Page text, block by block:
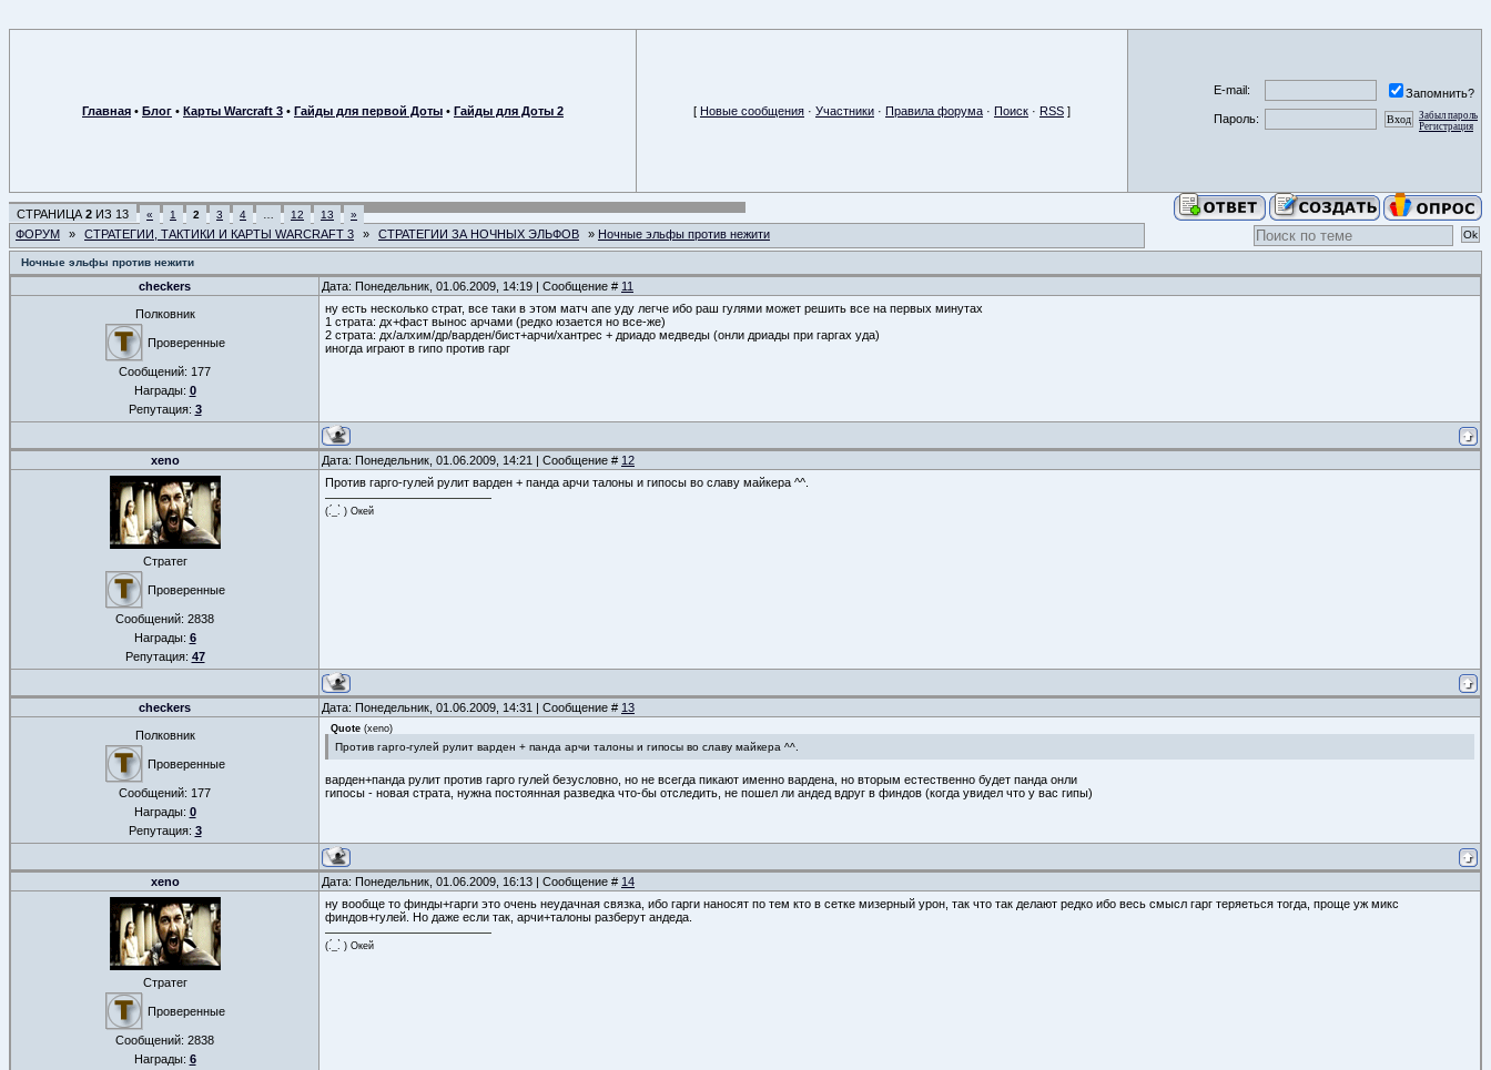
Главная • Блог • Карты Warcraft 3 • Гайды для первой Доты • Гайды для Доты 2 [ Новые сообщения · Участники · Правила форума · Поиск · RSS ]
E-mail:
Запомнить?
Пароль:
Забыл пароль
Регистрация
СТРАНИЦА 2 ИЗ 13 « 1 2 3 4 12 13 »
ФОРУМ » СТРАТЕГИИ, ТАКТИКИ И КАРТЫ WARCRAFT 3 » СТРАТЕГИИ ЗА НОЧНЫХ ЭЛЬФОВ » Ночные эльфы против нежити
Ночные эльфы против нежити
checkers Дата: Понедельник, 01.06.2009, 14:19 | Сообщение # 11
Полковник
Проверенные
Сообщений: 177
Награды: 0
Репутация: 3
ну есть несколько страт, все таки в этом матч апе уду легче ибо раш гулями может решить все на первых минутах
1 страта: дх+фаст вынос арчами (редко юзается но все-же)
2 страта: дх/алхим/др/варден/бист+арчи/хантрес + дриадо медведы (онли дриады при гаргах уда)
иногда играют в гипо против гарг
xeno Дата: Понедельник, 01.06.2009, 14:21 | Сообщение # 12
Стратег
Проверенные
Сообщений: 2838
Награды: 6
Репутация: 47
Против гарго-гулей рулит варден + панда арчи талоны и гипосы во славу майкера ^^.
(.́_.̀ ) Окей
checkers Дата: Понедельник, 01.06.2009, 14:31 | Сообщение # 13
Полковник
Проверенные
Сообщений: 177
Награды: 0
Репутация: 3
Quote (xeno)
Против гарго-гулей рулит варден + панда арчи талоны и гипосы во славу майкера ^^.
варден+панда рулит против гарго гулей безусловно, но не всегда пикают именно вардена, но вторым естественно будет панда онли
гипосы - новая страта, нужна постоянная разведка что-бы отследить, не пошел ли андед вдруг в финдов (когда увидел что у вас гипы)
xeno Дата: Понедельник, 01.06.2009, 16:13 | Сообщение # 14
Стратег
Проверенные
Сообщений: 2838
Награды: 6
ну вообще то финды+гарги это очень неудачная связка, ибо гарги наносят по тем кто в сетке мизерный урон, так что так делают редко ибо весь смысл гарг теряеться тогда, проще уж микс
финдов+гулей. Но даже если так, арчи+талоны разберут андеда.
(.́_.̀ ) Окей